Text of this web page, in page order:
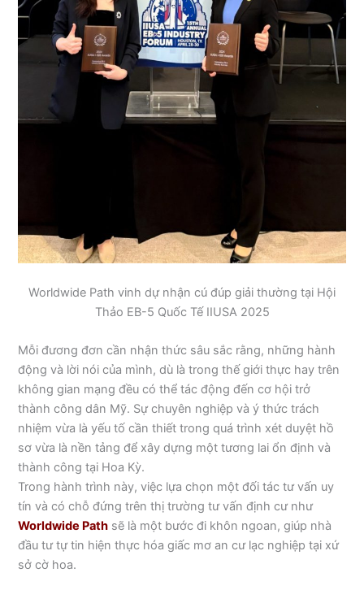
Worldwide Path vinh dự nhận cú đúp giải thường tại Hội
Thảo EB-5 Quốc Tế IIUSA 2025
Mỗi đương đơn cần nhận thức sâu sắc rằng, những hành
động và lời nói của mình, dù là trong thế giới thực hay trên
không gian mạng đều có thể tác động đến cơ hội trở
thành công dân Mỹ. Sự chuyên nghiệp và ý thức trách
nhiệm vừa là yếu tố cần thiết trong quá trình xét duyệt hồ
sơ vừa là nền tảng để xây dựng một tương lai ổn định và
thành công tại Hoa Kỳ.
Trong hành trình này, việc lựa chọn một đối tác tư vấn uy
tín và có chỗ đứng trên thị trường tư vấn định cư như
Worldwide Path sẽ là một bước đi khôn ngoan, giúp nhà
đầu tư tự tin hiện thực hóa giấc mơ an cư lạc nghiệp tại xứ
sở cờ hoa.